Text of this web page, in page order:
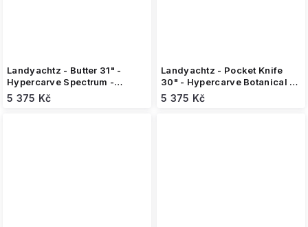
Landyachtz - Butter 31" -
Hypercarve Spectrum -
surfskate
5 375 Kč
Landyachtz - Pocket Knife
30" - Hypercarve Botanical -
surfskate
5 375 Kč